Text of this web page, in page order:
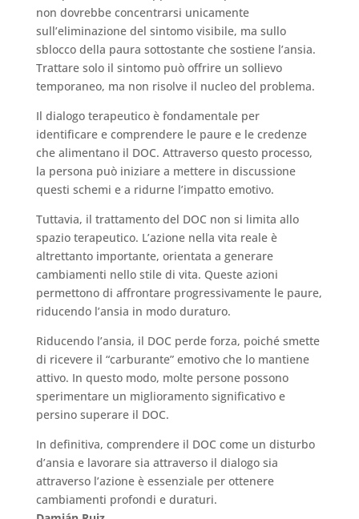
non dovrebbe concentrarsi unicamente
sull’eliminazione del sintomo visibile, ma sullo
sblocco della paura sottostante che sostiene l’ansia.
Trattare solo il sintomo può offrire un sollievo
temporaneo, ma non risolve il nucleo del problema.
Il dialogo terapeutico è fondamentale per
identificare e comprendere le paure e le credenze
che alimentano il DOC. Attraverso questo processo,
la persona può iniziare a mettere in discussione
questi schemi e a ridurne l’impatto emotivo.
Tuttavia, il trattamento del DOC non si limita allo
spazio terapeutico. L’azione nella vita reale è
altrettanto importante, orientata a generare
cambiamenti nello stile di vita. Queste azioni
permettono di affrontare progressivamente le paure,
riducendo l’ansia in modo duraturo.
Riducendo l’ansia, il DOC perde forza, poiché smette
di ricevere il “carburante” emotivo che lo mantiene
attivo. In questo modo, molte persone possono
sperimentare un miglioramento significativo e
persino superare il DOC.
In definitiva, comprendere il DOC come un disturbo
d’ansia e lavorare sia attraverso il dialogo sia
attraverso l’azione è essenziale per ottenere
cambiamenti profondi e duraturi.